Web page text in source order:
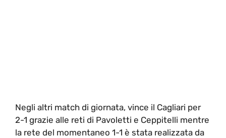
Negli altri match di giornata, vince il Cagliari per
2-1 grazie alle reti di Pavoletti e Ceppitelli mentre
la rete del momentaneo 1-1 è stata realizzata da